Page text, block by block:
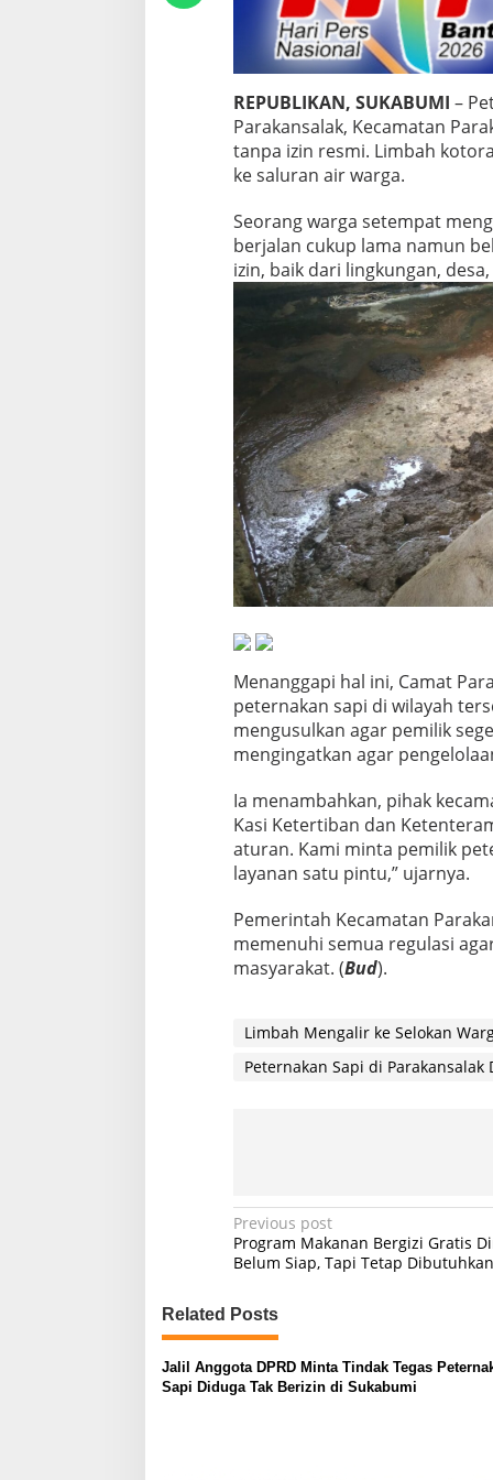
z
i
n
L
i
m
b
a
M
e
n
g
a
e
S
e
l
o
k
a
n
W
a
r
REPUBLIKAN, SUKABUMI –
Parakansalak, Kecamatan
tanpa izin resmi. Limbah
ke saluran air warga.
Seorang warga setempat
berjalan cukup lama namun
izin, baik dari lingkungan,
Menanggapi hal ini, Camat
peternakan sapi di wilayah
mengusulkan agar pemilik
mengingatkan agar
Ia menambahkan, pihak
Kasi Ketertiban dan
aturan. Kami minta pemilik
layanan satu pintu,” ujarnya.
Pemerintah Kecamatan
memenuhi semua regulasi
masyarakat. (Bud).
Limbah Mengalir ke Selokan
Peternakan Sapi di Parakansalak
P
o
t
a
Previous post
Program Makanan Bergizi Gratis
Belum Siap, Tapi Tetap Dibutuhkan
Related Posts
Jalil Anggota DPRD Minta Tindak Tegas
Sapi Diduga Tak Berizin di Sukabumi